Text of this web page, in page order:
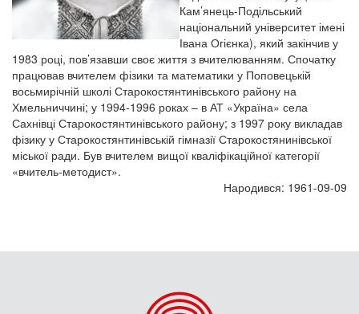
Кам’янець-Подільський
національний університет імені
Івана Огієнка), який закінчив у
1983 році, пов’язавши своє життя з вчителюванням. Спочатку
працював вчителем фізики та математики у Поповецькій
восьмирічній школі Старокостянтинівського району на
Хмельниччині; у 1994-1996 роках – в АТ «Україна» села
Сахнівці Старокостянтинівського району; з 1997 року викладав
фізику у Старокостянтинівській гімназії Старокостянинівської
міської ради. Був вчителем вищої кваліфікаційної категорії
«вчитель-методист».
Народився: 1961-09-09